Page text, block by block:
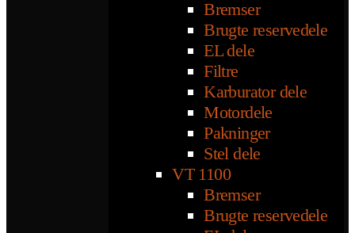
Bremser
Brugte reservedele
EL dele
Filtre
Karburator dele
Motordele
Pakninger
Stel dele
VT 1100
Bremser
Brugte reservedele